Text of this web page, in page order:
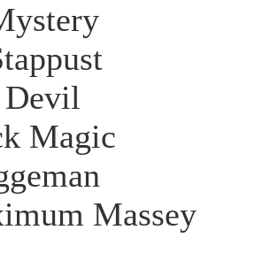
Devil
Magic
Massey